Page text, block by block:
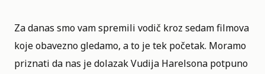
Za danas smo vam spremili vodič kroz sedam filmova
koje obavezno gledamo, a to je tek početak. Moramo
priznati da nas je dolazakVudija Harelsona potpuno